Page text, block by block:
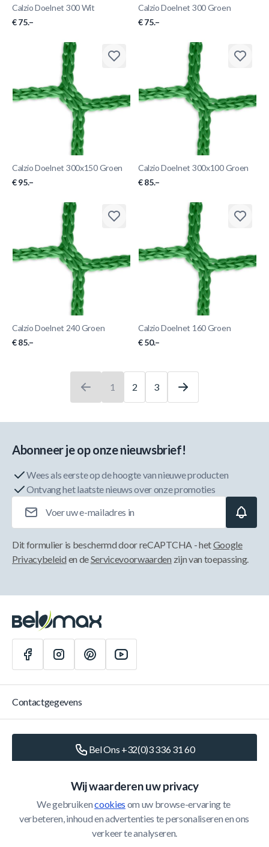
Calzio Doelnet 300 Wit
€ 75.–
Calzio Doelnet 300 Groen
€ 75.–
Calzio Doelnet 300x150 Groen
€ 95.–
Calzio Doelnet 300x100 Groen
€ 85.–
Calzio Doelnet 240 Groen
€ 85.–
Calzio Doelnet 160 Groen
€ 50.–
U leest momenteel pagina
1
Pagina
2
Pagina
3
Wij waarderen uw privacy
We gebruiken cookies om uw browse-ervaring te
verbeteren, inhoud en advertenties te personaliseren en ons
verkeer te analyseren.
Abonneer je op onze nieuwsbrief!
Wees als eerste op de hoogte van nieuwe producten
Ontvang het laatste nieuws over onze promoties
Dit formulier is beschermd door reCAPTCHA - hetGoogle
Privacybeleid en deServicevoorwaarden zijn van toepassing.
Contactgegevens
Bel Ons +32(0)3 336 31 60
Schrijf Ons info@belomax.com
Routebeschrijving naar de Belomax